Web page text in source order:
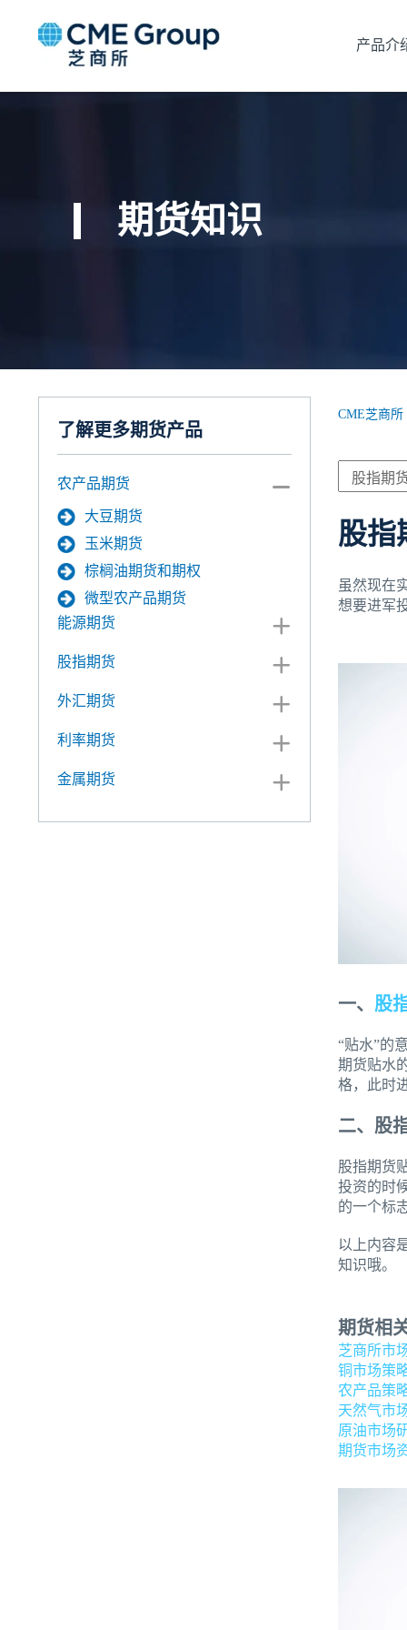
产品介
期货知识
了解更多期货产品
农产品期货
大豆期货
玉米期货
棕榈油期货和期权
微型农产品期货
能源期货
股指期货
外汇期货
利率期货
金属期货
CME芝商所
股指
虽然现在
想要进军
一、 股
“贴水”的
期货贴水
格，此时
二、股
股指期货
投资的时
的一个标
以上内容
知识哦。
期货相
芝商所市
铜市场策
农产品策
天然气市
原油市场
期货市场